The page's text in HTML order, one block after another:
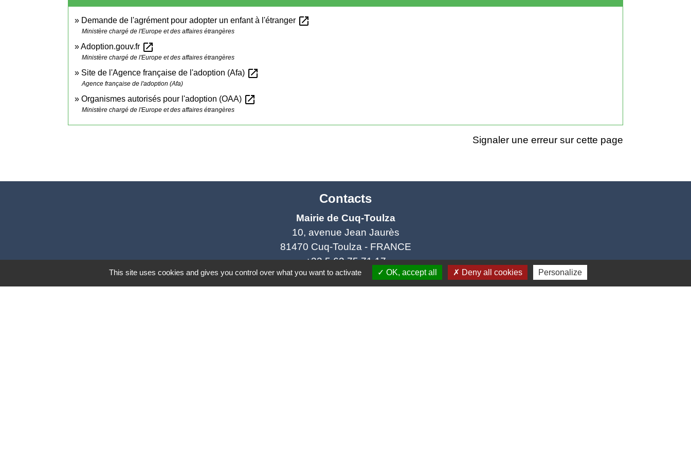
Demande de l'agrément pour adopter un enfant à l'étranger open_in_new
Ministère chargé de l'Europe et des affaires étrangères
Adoption.gouv.fr open_in_new
Ministère chargé de l'Europe et des affaires étrangères
Site de l'Agence française de l'adoption (Afa) open_in_new
Agence française de l'adoption (Afa)
Organismes autorisés pour l'adoption (OAA) open_in_new
Ministère chargé de l'Europe et des affaires étrangères
Signaler une erreur sur cette page
Contacts
Mairie de Cuq-Toulza
10, avenue Jean Jaurès
81470 Cuq-Toulza - FRANCE
+33 5 63 75 71 17
Contact par formulaire
This site uses cookies and gives you control over what you want to activate OK, accept all Deny all cookies Personalize